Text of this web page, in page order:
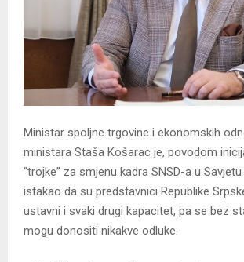
Ministar spoljne trgovine i ekonomskih
ministara Staša Košarac je, povodom
“trojke” za smjenu kadra SNSD-a u
istakao da su predstavnici Republike
ustavni i svaki drugi kapacitet, pa se bez
mogu donositi nikakve odluke.